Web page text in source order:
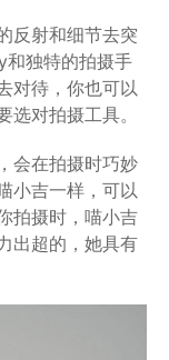
反射和细节去突
和独特的拍摄手
对待，你也可以
对拍摄工具。
会在拍摄时巧妙
小吉一样，可以
拍摄时，喵小吉
出超的，她具有